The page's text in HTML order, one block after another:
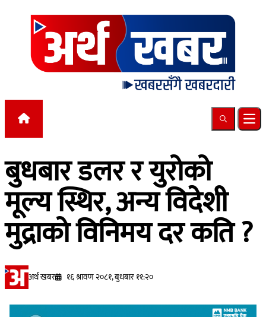
Skip to content
Search
बुधबार डलर र युरोको
मूल्य स्थिर, अन्य विदेशी
मुद्राको विनिमय दर कति ?
अर्थ खबर १६ श्रावण २०८१, बुधबार ११:२०